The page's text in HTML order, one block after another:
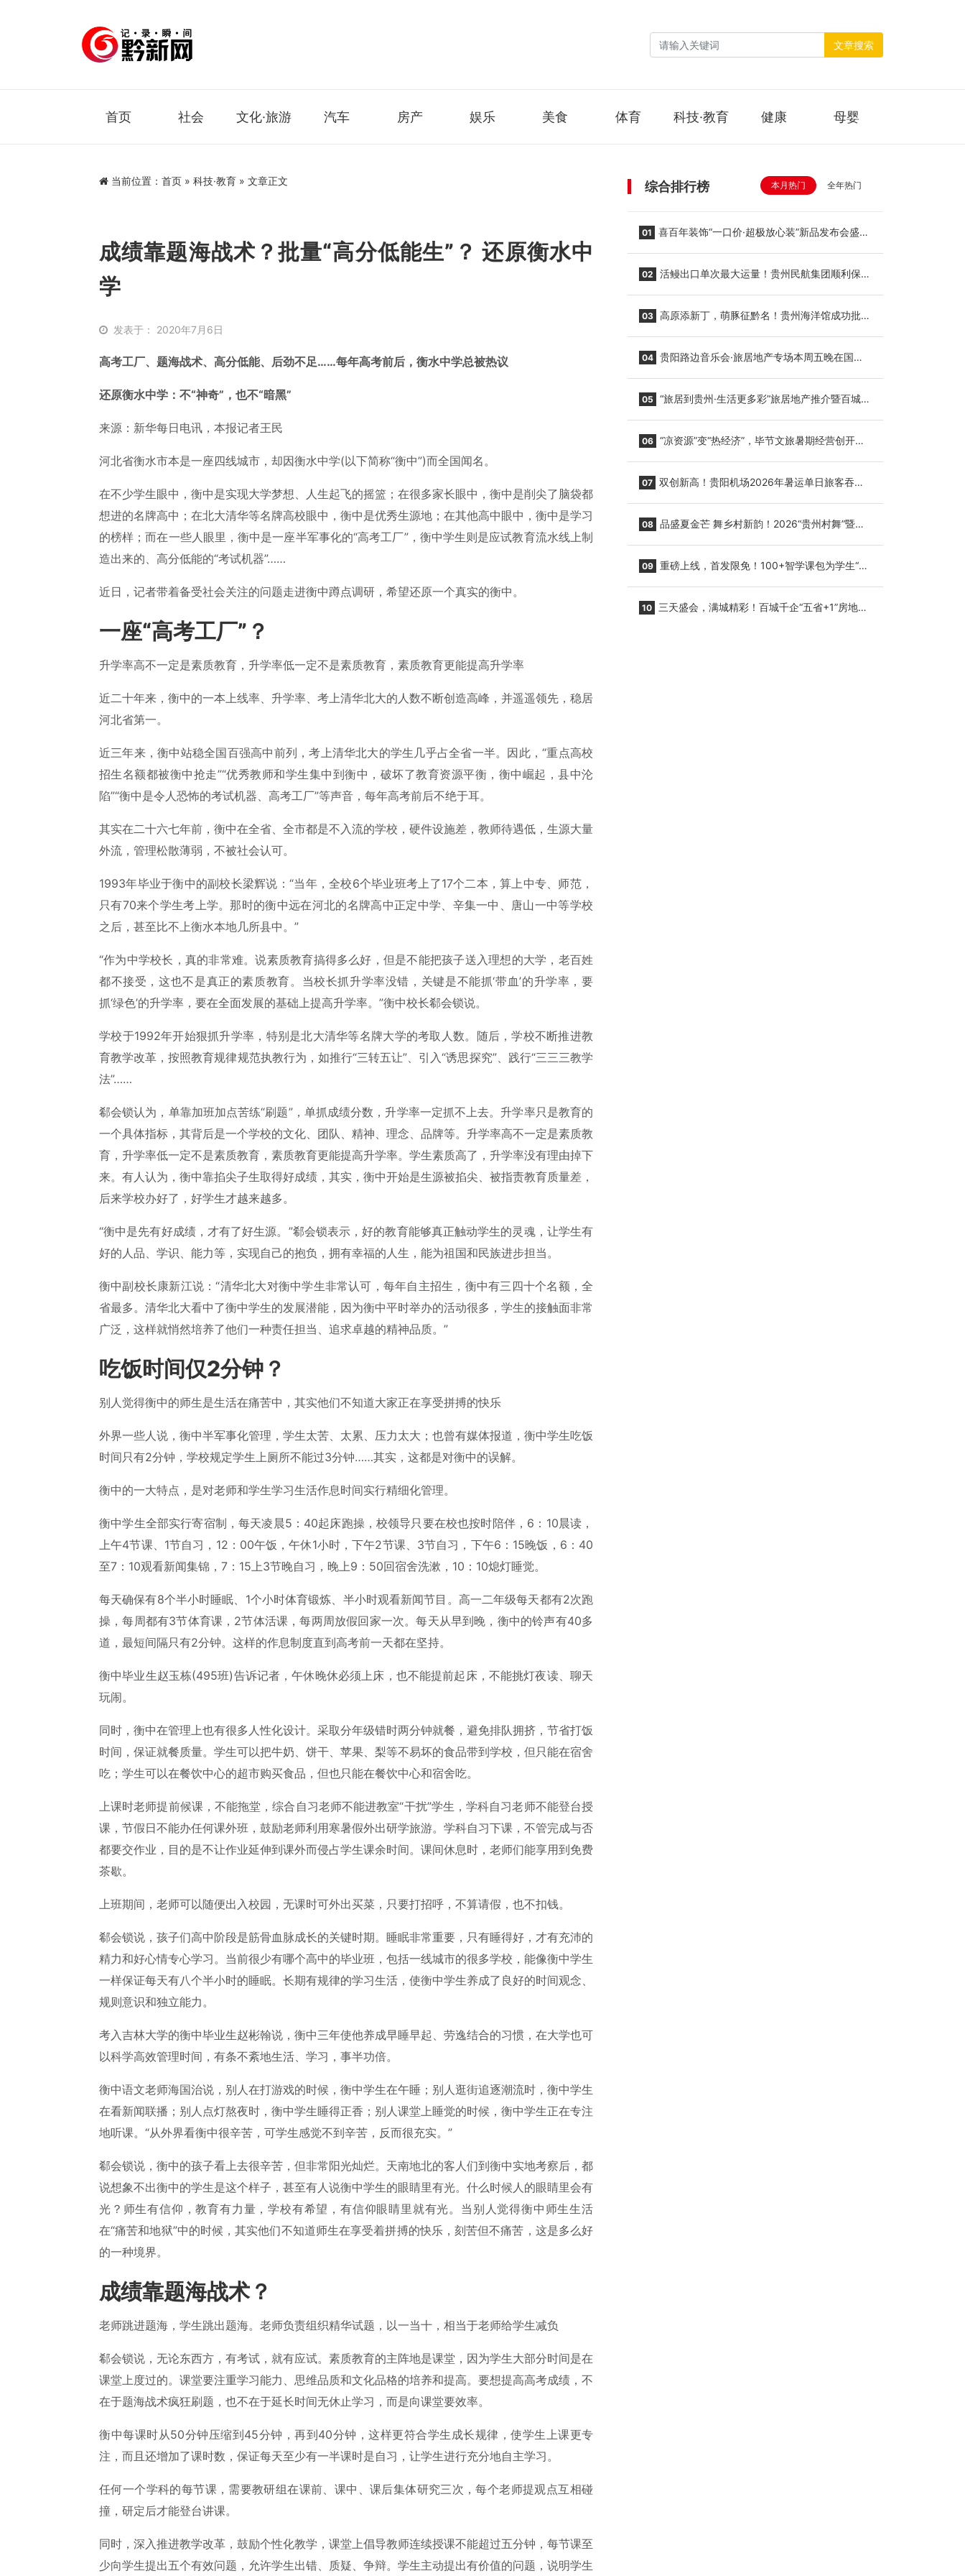
文章搜索
首页 社会 文化·旅游 汽车 房产 娱乐 美食 体育 科技·教育 健康 母婴
当前位置： 首页 » 科技·教育 » 文章正文
成绩靠题海战术？批量“高分低能生”？ 还原衡水中
学
发表于： 2020年7月6日
高考工厂、题海战术、高分低能、后劲不足……每年高考前后，衡水中学总被热议
还原衡水中学：不“神奇”，也不“暗黑”
来源：新华每日电讯，本报记者王民
河北省衡水市本是一座四线城市，却因衡水中学(以下简称“衡中”)而全国闻名。
在不少学生眼中，衡中是实现大学梦想、人生起飞的摇篮；在很多家长眼中，衡中是削尖了脑袋都
想进的名牌高中；在北大清华等名牌高校眼中，衡中是优秀生源地；在其他高中眼中，衡中是学习
的榜样；而在一些人眼里，衡中是一座半军事化的“高考工厂”，衡中学生则是应试教育流水线上制
造出来的、高分低能的“考试机器”……
近日，记者带着备受社会关注的问题走进衡中蹲点调研，希望还原一个真实的衡中。
一座“高考工厂”？
升学率高不一定是素质教育，升学率低一定不是素质教育，素质教育更能提高升学率
近二十年来，衡中的一本上线率、升学率、考上清华北大的人数不断创造高峰，并遥遥领先，稳居
河北省第一。
近三年来，衡中站稳全国百强高中前列，考上清华北大的学生几乎占全省一半。因此，“重点高校
招生名额都被衡中抢走”“优秀教师和学生集中到衡中，破坏了教育资源平衡，衡中崛起，县中沦
陷”“衡中是令人恐怖的考试机器、高考工厂”等声音，每年高考前后不绝于耳。
其实在二十六七年前，衡中在全省、全市都是不入流的学校，硬件设施差，教师待遇低，生源大量
外流，管理松散薄弱，不被社会认可。
1993年毕业于衡中的副校长梁辉说：“当年，全校6个毕业班考上了17个二本，算上中专、师范，
只有70来个学生考上学。那时的衡中远在河北的名牌高中正定中学、辛集一中、唐山一中等学校
之后，甚至比不上衡水本地几所县中。”
“作为中学校长，真的非常难。说素质教育搞得多么好，但是不能把孩子送入理想的大学，老百姓
都不接受，这也不是真正的素质教育。当校长抓升学率没错，关键是不能抓‘带血’的升学率，要
抓‘绿色’的升学率，要在全面发展的基础上提高升学率。”衡中校长郗会锁说。
学校于1992年开始狠抓升学率，特别是北大清华等名牌大学的考取人数。随后，学校不断推进教
育教学改革，按照教育规律规范执教行为，如推行“三转五让”、引入“诱思探究”、践行“三三三教学
法”……
郗会锁认为，单靠加班加点苦练“刷题”，单抓成绩分数，升学率一定抓不上去。升学率只是教育的
一个具体指标，其背后是一个学校的文化、团队、精神、理念、品牌等。升学率高不一定是素质教
育，升学率低一定不是素质教育，素质教育更能提高升学率。学生素质高了，升学率没有理由掉下
来。有人认为，衡中靠掐尖子生取得好成绩，其实，衡中开始是生源被掐尖、被指责教育质量差，
后来学校办好了，好学生才越来越多。
“衡中是先有好成绩，才有了好生源。”郗会锁表示，好的教育能够真正触动学生的灵魂，让学生有
好的人品、学识、能力等，实现自己的抱负，拥有幸福的人生，能为祖国和民族进步担当。
衡中副校长康新江说：“清华北大对衡中学生非常认可，每年自主招生，衡中有三四十个名额，全
省最多。清华北大看中了衡中学生的发展潜能，因为衡中平时举办的活动很多，学生的接触面非常
广泛，这样就悄然培养了他们一种责任担当、追求卓越的精神品质。”
吃饭时间仅2分钟？
别人觉得衡中的师生是生活在痛苦中，其实他们不知道大家正在享受拼搏的快乐
外界一些人说，衡中半军事化管理，学生太苦、太累、压力太大；也曾有媒体报道，衡中学生吃饭
时间只有2分钟，学校规定学生上厕所不能过3分钟……其实，这都是对衡中的误解。
衡中的一大特点，是对老师和学生学习生活作息时间实行精细化管理。
衡中学生全部实行寄宿制，每天凌晨5：40起床跑操，校领导只要在校也按时陪伴，6：10晨读，
上午4节课、1节自习，12：00午饭，午休1小时，下午2节课、3节自习，下午6：15晚饭，6：40
至7：10观看新闻集锦，7：15上3节晚自习，晚上9：50回宿舍洗漱，10：10熄灯睡觉。
每天确保有8个半小时睡眠、1个小时体育锻炼、半小时观看新闻节目。高一二年级每天都有2次跑
操，每周都有3节体育课，2节体活课，每两周放假回家一次。每天从早到晚，衡中的铃声有40多
道，最短间隔只有2分钟。这样的作息制度直到高考前一天都在坚持。
衡中毕业生赵玉栋(495班)告诉记者，午休晚休必须上床，也不能提前起床，不能挑灯夜读、聊天
玩闹。
同时，衡中在管理上也有很多人性化设计。采取分年级错时两分钟就餐，避免排队拥挤，节省打饭
时间，保证就餐质量。学生可以把牛奶、饼干、苹果、梨等不易坏的食品带到学校，但只能在宿舍
吃；学生可以在餐饮中心的超市购买食品，但也只能在餐饮中心和宿舍吃。
上课时老师提前候课，不能拖堂，综合自习老师不能进教室“干扰”学生，学科自习老师不能登台授
课，节假日不能办任何课外班，鼓励老师利用寒暑假外出研学旅游。学科自习下课，不管完成与否
都要交作业，目的是不让作业延伸到课外而侵占学生课余时间。课间休息时，老师们能享用到免费
茶歇。
上班期间，老师可以随便出入校园，无课时可外出买菜，只要打招呼，不算请假，也不扣钱。
郗会锁说，孩子们高中阶段是筋骨血脉成长的关键时期。睡眠非常重要，只有睡得好，才有充沛的
精力和好心情专心学习。当前很少有哪个高中的毕业班，包括一线城市的很多学校，能像衡中学生
一样保证每天有八个半小时的睡眠。长期有规律的学习生活，使衡中学生养成了良好的时间观念、
规则意识和独立能力。
考入吉林大学的衡中毕业生赵彬翰说，衡中三年使他养成早睡早起、劳逸结合的习惯，在大学也可
以科学高效管理时间，有条不紊地生活、学习，事半功倍。
衡中语文老师海国治说，别人在打游戏的时候，衡中学生在午睡；别人逛街追逐潮流时，衡中学生
在看新闻联播；别人点灯熬夜时，衡中学生睡得正香；别人课堂上睡觉的时候，衡中学生正在专注
地听课。“从外界看衡中很辛苦，可学生感觉不到辛苦，反而很充实。”
郗会锁说，衡中的孩子看上去很辛苦，但非常阳光灿烂。天南地北的客人们到衡中实地考察后，都
说想象不出衡中的学生是这个样子，甚至有人说衡中学生的眼睛里有光。什么时候人的眼睛里会有
光？师生有信仰，教育有力量，学校有希望，有信仰眼睛里就有光。当别人觉得衡中师生生活
在“痛苦和地狱”中的时候，其实他们不知道师生在享受着拼搏的快乐，刻苦但不痛苦，这是多么好
的一种境界。
成绩靠题海战术？
老师跳进题海，学生跳出题海。老师负责组织精华试题，以一当十，相当于老师给学生减负
郗会锁说，无论东西方，有考试，就有应试。素质教育的主阵地是课堂，因为学生大部分时间是在
课堂上度过的。课堂要注重学习能力、思维品质和文化品格的培养和提高。要想提高高考成绩，不
在于题海战术疯狂刷题，也不在于延长时间无休止学习，而是向课堂要效率。
衡中每课时从50分钟压缩到45分钟，再到40分钟，这样更符合学生成长规律，使学生上课更专
注，而且还增加了课时数，保证每天至少有一半课时是自习，让学生进行充分地自主学习。
任何一个学科的每节课，需要教研组在课前、课中、课后集体研究三次，每个老师提观点互相碰
撞，研定后才能登台讲课。
同时，深入推进教学改革，鼓励个性化教学，课堂上倡导教师连续授课不能超过五分钟，每节课至
少向学生提出五个有效问题，允许学生出错、质疑、争辩。学生主动提出有价值的问题，说明学生
综合排行榜 本月热门 全年热门
01 喜百年装饰“一口价·超极放心装”新品发布会盛大
02 活鳗出口单次最大运量！贵州民航集团顺利保障
03 高原添新丁，萌豚征黔名！贵州海洋馆成功批量
04 贵阳路边音乐会·旅居地产专场本周五晚在国际
05 “旅居到贵州·生活更多彩”旅居地产推介暨百城千
06 “凉资源”变“热经济”，毕节文旅暑期经营创开门
07 双创新高！贵阳机场2026年暑运单日旅客吞吐
08 品盛夏金芒 舞乡村新韵！2026“贵州村舞”暨望
09 重磅上线，首发限免！100+智学课包为学生“精
10 三天盛会，满城精彩！百城千企“五省+1”房地产